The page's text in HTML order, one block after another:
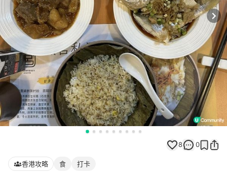
8 0
香港攻略 食 打卡